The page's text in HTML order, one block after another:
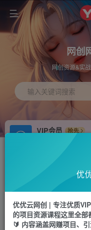
网创
网创资源&实
输入关键词搜索
VIP会员
抢先
免费下载全站资源
站长V：hu91275
首页 中创网 正文
（5912期）2023
优
优优云网创 | 专注优质
的项目资源课程这里全部
🔰 内容涵盖网赚项目、